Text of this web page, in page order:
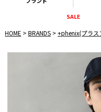
SALE
HOME BRANDS +phenix(プラス